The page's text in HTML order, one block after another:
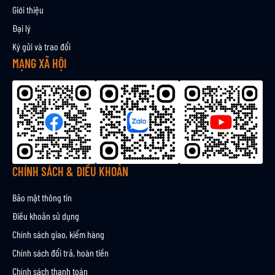
và một chút khói gỗ thoảng nhẹ – hiếm thấy ở Aultmore, tạo điểm nhấn
đặc biệt.
Kéo dài, ấm áp, đậm vị gia vị ngọt, caramel cháy và một chút tannin gỗ
khô, như một bản giao hưởng chậm rãi và đầy chiều sâu.
k
n
h
ậ
Giới thiệu
Đại lý
Ký gửi và trao đổi
MẠNG XÃ HỘI
CHÍNH SÁCH & ĐIỀU KHOẢN
Bảo mật thông tin
Điều khoản sử dụng
Chính sách giao, kiểm hàng
Chính sách đổi trả, hoàn tiền
Chính sách thanh toán